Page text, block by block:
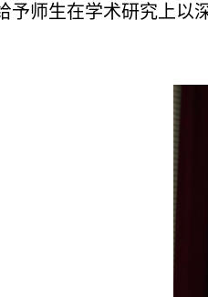
予师生在学术研究上以